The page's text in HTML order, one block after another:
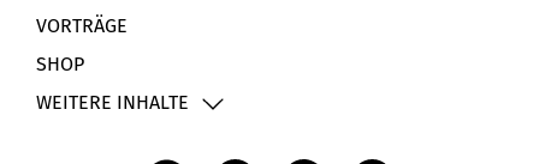
VORTRÄGE
SHOP
WEITERE INHALTE